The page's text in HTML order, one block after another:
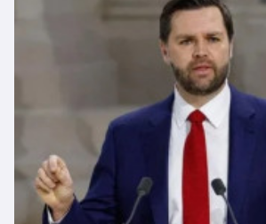
გათიშვა გამოიწვია.ტყის ხანძრების
ინფორმაციით, წელს კანადაში
ჰექტარი ტერიტორია გაანადგურა.